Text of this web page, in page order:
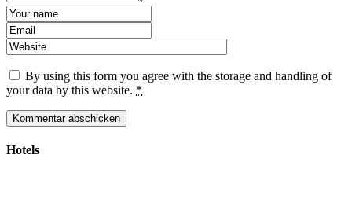
By using this form you agree with the storage and handling of
your data by this website. *
Hotels